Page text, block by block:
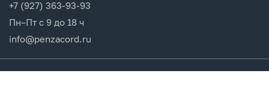
+7 (927) 363-93-93
Пн–Пт с 9 до 18 ч
info@penzacord.ru
Производители